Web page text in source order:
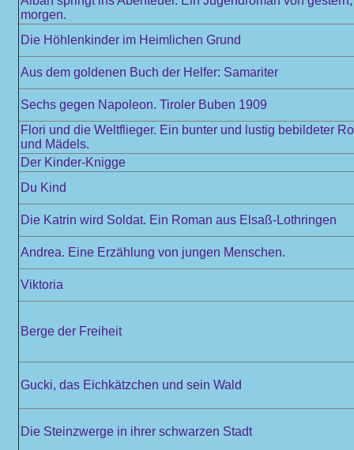
morgen.
Die Höhlenkinder im Heimlichen Grund
Aus dem goldenen Buch der Helfer: Samariter
Sechs gegen Napoleon. Tiroler Buben 1909
Flori und die Weltflieger. Ein bunter und lustig bebildeter
und Mädels.
Der Kinder-Knigge
Du Kind
Die Katrin wird Soldat. Ein Roman aus Elsaß-Lothringen
Andrea. Eine Erzählung von jungen Menschen.
Viktoria
Berge der Freiheit
Gucki, das Eichkätzchen und sein Wald
Die Steinzwerge in ihrer schwarzen Stadt